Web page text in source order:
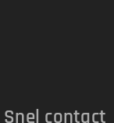
Snel contact